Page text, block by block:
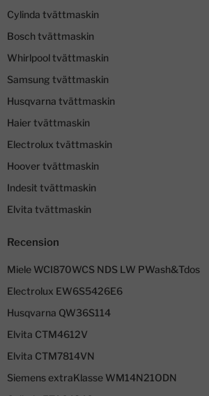
Cylinda tvättmaskin
Bosch tvättmaskin
Whirlpool tvättmaskin
Samsung tvättmaskin
Husqvarna tvättmaskin
Haier tvättmaskin
Electrolux tvättmaskin
Hoover tvättmaskin
Indesit tvättmaskin
Elvita tvättmaskin
Recension
Miele WCI870WCS NDS LW PWash&Tdos
Electrolux EW6S5426E6
Husqvarna QW36S114
Elvita CTM4612V
Elvita CTM7814VN
Siemens extraKlasse WM14N21ODN